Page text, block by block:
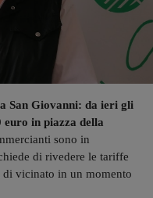
San Giovanni: da ieri gli
in piazza della
sono in
di rivedere le tariffe
vicinato in un momento